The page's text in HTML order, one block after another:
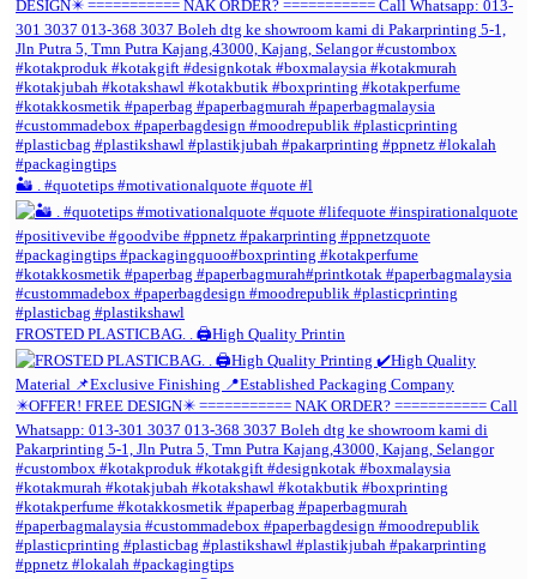
🏜️ . #quotetips #motivationalquote #quote #l
FROSTED PLASTICBAG. . 🖨️High Quality Printin